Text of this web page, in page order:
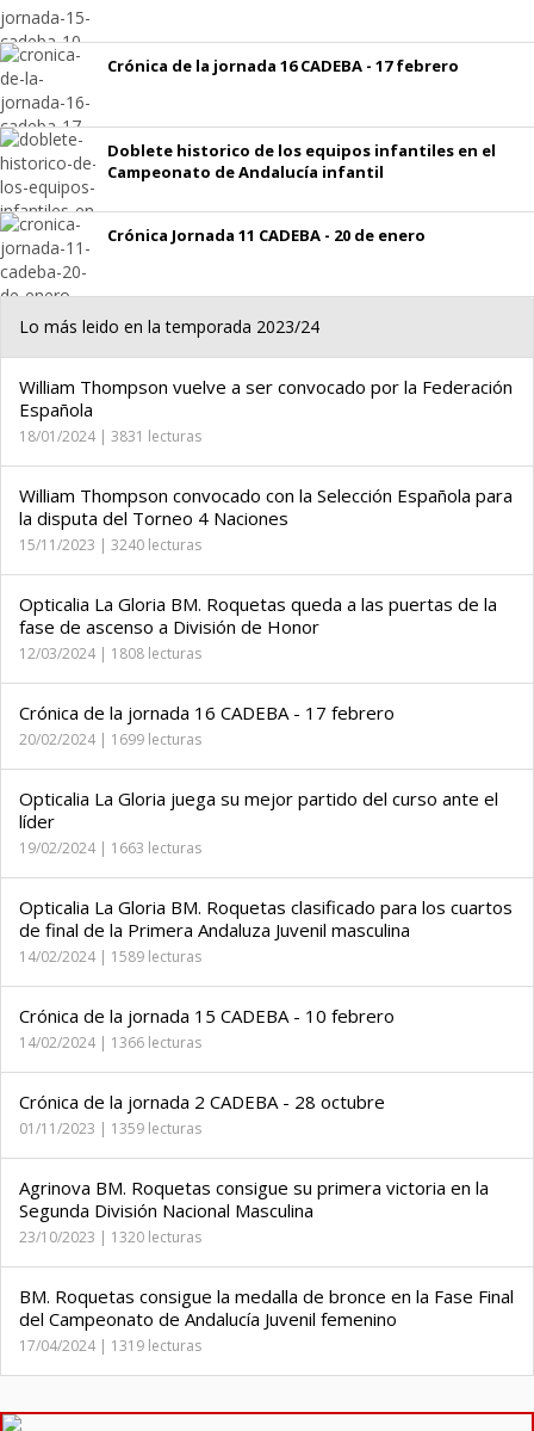
Crónica de la jornada 16 CADEBA - 17 febrero
Doblete historico de los equipos infantiles en el
Campeonato de Andalucía infantil
Crónica Jornada 11 CADEBA - 20 de enero
Lo más leido en la temporada 2023/24
William Thompson vuelve a ser convocado por la Federación
Española
18/01/2024 | 3831 lecturas
William Thompson convocado con la Selección Española para
la disputa del Torneo 4 Naciones
15/11/2023 | 3240 lecturas
Opticalia La Gloria BM. Roquetas queda a las puertas de la
fase de ascenso a División de Honor
12/03/2024 | 1808 lecturas
Crónica de la jornada 16 CADEBA - 17 febrero
20/02/2024 | 1699 lecturas
Opticalia La Gloria juega su mejor partido del curso ante el
líder
19/02/2024 | 1663 lecturas
Opticalia La Gloria BM. Roquetas clasificado para los cuartos
de final de la Primera Andaluza Juvenil masculina
14/02/2024 | 1589 lecturas
Crónica de la jornada 15 CADEBA - 10 febrero
14/02/2024 | 1366 lecturas
Crónica de la jornada 2 CADEBA - 28 octubre
01/11/2023 | 1359 lecturas
Agrinova BM. Roquetas consigue su primera victoria en la
Segunda División Nacional Masculina
23/10/2023 | 1320 lecturas
BM. Roquetas consigue la medalla de bronce en la Fase Final
del Campeonato de Andalucía Juvenil femenino
17/04/2024 | 1319 lecturas